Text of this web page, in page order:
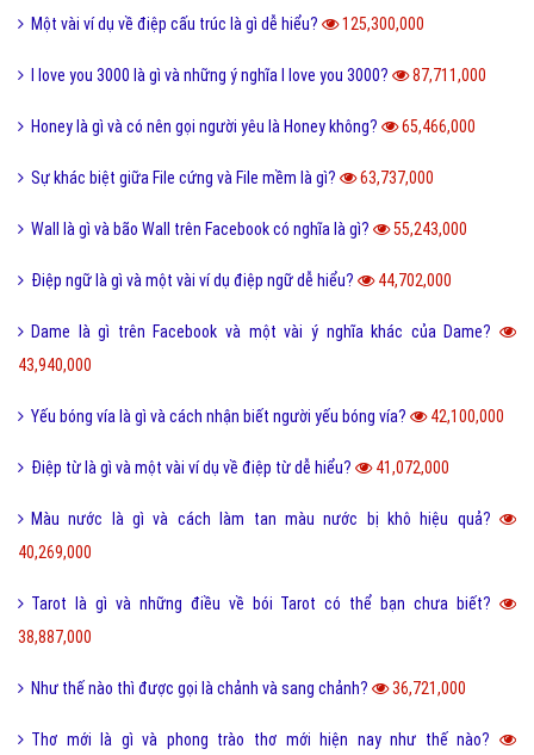
Một vài ví dụ về điệp cấu trúc là gì dễ hiểu? 125,300,000
I love you 3000 là gì và những ý nghĩa I love you 3000? 87,711,000
Honey là gì và có nên gọi người yêu là Honey không? 65,466,000
Sự khác biệt giữa File cứng và File mềm là gì? 63,737,000
Wall là gì và bão Wall trên Facebook có nghĩa là gì? 55,243,000
Điệp ngữ là gì và một vài ví dụ điệp ngữ dễ hiểu? 44,702,000
Dame là gì trên Facebook và một vài ý nghĩa khác của Dame?
43,940,000
Yếu bóng vía là gì và cách nhận biết người yếu bóng vía? 42,100,000
Điệp từ là gì và một vài ví dụ về điệp từ dễ hiểu? 41,072,000
Màu nước là gì và cách làm tan màu nước bị khô hiệu quả?
40,269,000
Tarot là gì và những điều về bói Tarot có thể bạn chưa biết?
38,887,000
Như thế nào thì được gọi là chảnh và sang chảnh? 36,721,000
Thơ mới là gì và phong trào thơ mới hiện nay như thế nào?